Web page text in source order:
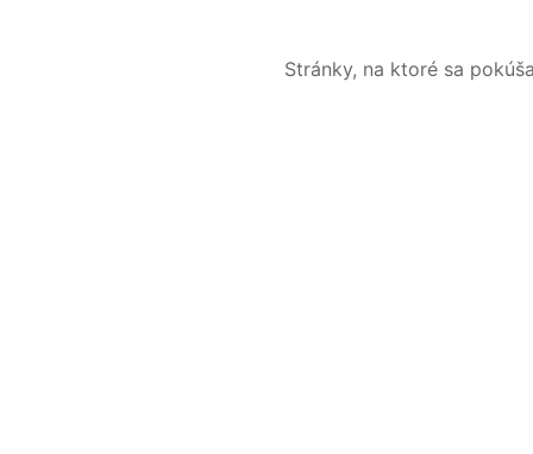
Stránky, na ktoré sa